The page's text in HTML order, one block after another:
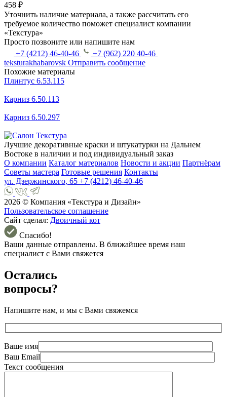
458 ₽
Уточнить наличие материала, а также рассчитать его
требуемое количество поможет специалист компании
«Текстура»
Просто позвоните или напишите нам
+7 (4212) 46-40-46
+7 (962) 220 40-46
teksturakhabarovsk Отправить сообщение
Похожие материалы
Плинтус 6.53.115
Карниз 6.50.113
Карниз 6.50.297
Лучшие декоративные краски и штукатурки на Дальнем
Востоке в наличии и под индивидуальный заказ
О компании Каталог материалов Новости и акции Партнёрам
Советы мастера Готовые решения Контакты
ул. Дзержинского, 65 +7 (4212) 46-40-46
2026 © Компания «Текстура и Дизайн»
Пользовательское соглашение
Сайт сделал: Двоичный кот
Спасибо!
Ваши данные отправлены. В ближайшее время наш
специалист с Вами свяжется
Остались
вопросы?
Напишите нам, и мы с Вами свяжемся
Ваше имя
Ваш Email
Текст сообщения